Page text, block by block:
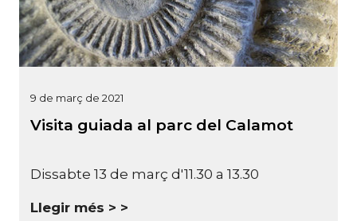
9 de març de 2021
Visita guiada al parc del Calamot
Dissabte 13 de març d'11.30 a 13.30
Llegir més >